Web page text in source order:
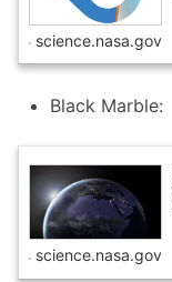
science.nasa.gov
Black Marble:
science.nasa.gov